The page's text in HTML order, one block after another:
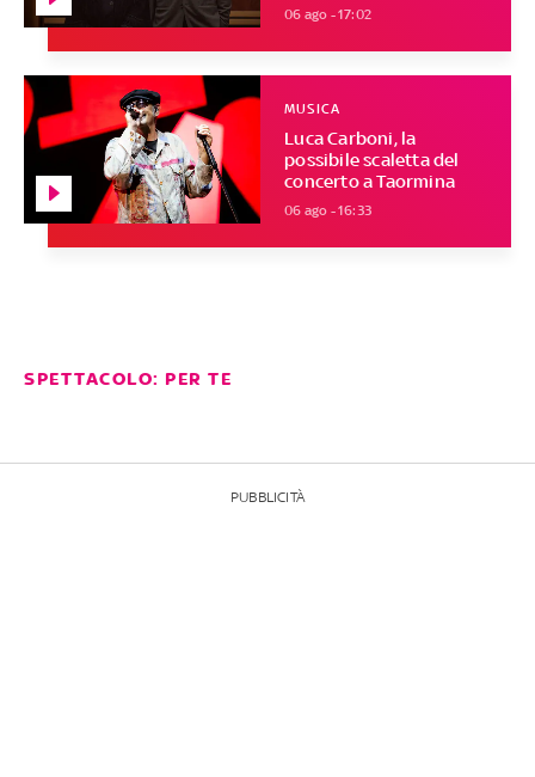
06 ago - 17:02
Luca Carboni, la
possibile scaletta del
concerto a Taormina
MUSICA
06 ago - 16:33
SPETTACOLO: PER TE
PUBBLICITÀ